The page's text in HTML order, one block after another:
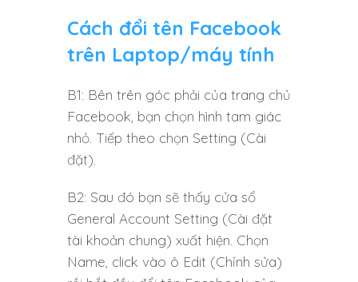
Cách đổi tên Facebook
trên Laptop/máy tính
B1: Bên trên góc phải của trang chủ
Facebook, bạn chọn hình tam giác
nhỏ. Tiếp theo chọn Setting (Cài
đặt).
B2: Sau đó bạn sẽ thấy cửa sổ
General Account Setting (Cài đặt
tài khoản chung) xuất hiện. Chọn
Name, click vào ô Edit (Chỉnh sửa)